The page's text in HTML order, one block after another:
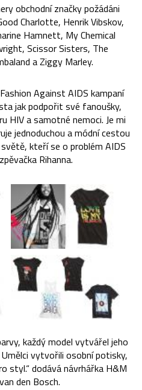
obchodní značky požádáni
Charlotte, Henrik Vibskov,
Hamnett, My Chemical
Scissor Sisters, The
a Ziggy Marley.
Against AIDS kampaní
jak podpořit své fanoušky,
HIV a samotné nemoci. Je mi
jednoduchou a módní cestou
kteří se o problém AIDS
Rihanna.
každý model vytvářel jeho
vytvořili osobní potisky,
styl.“ dodává návrhářka H&M
den Bosch.